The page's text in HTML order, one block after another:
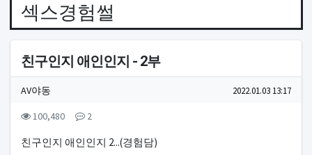
섹스경험썰
친구인지 애인인지 - 2부
작성자 정보
AV야동 작성일
2022.01.03 13:17
컨텐츠 정보
100,480조회 2
본문
친구인지 애인인지 2...(경험담)